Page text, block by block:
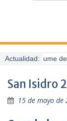
Actualidad:
Guardo presume de
San Isidro
15 de mayo de